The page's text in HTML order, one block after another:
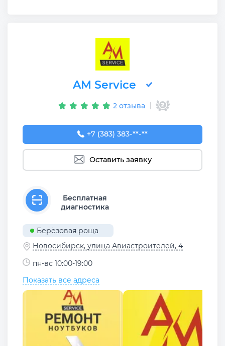
AM Service
2 отзыва
+7 (383) 383-65-03
+7 (383) 383-**-**
Оставить заявку
Бесплатная
диагностика
Берёзовая роща
Новосибирск, улица Авиастроителей, 4
пн-вс 10:00-19:00
Показать все адреса